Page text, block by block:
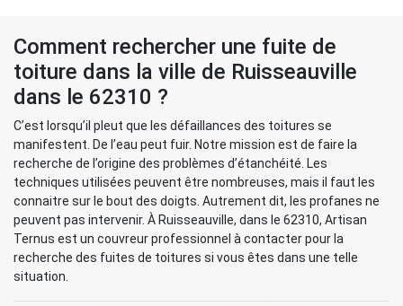
Comment rechercher une fuite de
toiture dans la ville de Ruisseauville
dans le 62310 ?
C’est lorsqu’il pleut que les défaillances des toitures se
manifestent. De l’eau peut fuir. Notre mission est de faire la
recherche de l’origine des problèmes d’étanchéité. Les
techniques utilisées peuvent être nombreuses, mais il faut les
connaitre sur le bout des doigts. Autrement dit, les profanes ne
peuvent pas intervenir. À Ruisseauville, dans le 62310, Artisan
Ternus est un couvreur professionnel à contacter pour la
recherche des fuites de toitures si vous êtes dans une telle
situation.